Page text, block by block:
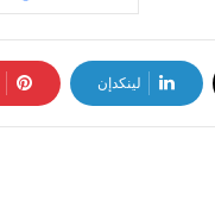
لينكدإن